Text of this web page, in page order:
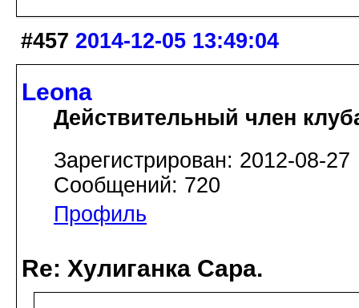
#457 2014-12-05 13:49:04
Leona
Действительный член
Зарегистрирован: 2012-08-27
Сообщений: 720
Профиль
Re: Хулиганка Сара.